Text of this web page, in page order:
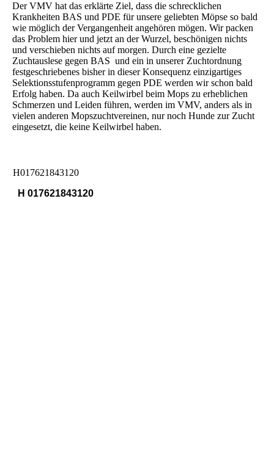
Der VMV hat das erklärte Ziel, dass die schrecklichen
Krankheiten BAS und PDE für unsere geliebten Möpse so bald
wie möglich der Vergangenheit angehören mögen. Wir packen
das Problem hier und jetzt an der Wurzel, beschönigen nichts
und verschieben nichts auf morgen. Durch eine gezielte
Zuchtauslese gegen BAS und ein in unserer Zuchtordnung
festgeschriebenes bisher in dieser Konsequenz einzigartiges
Selektionsstufenprogramm gegen PDE werden wir schon bald
Erfolg haben. Da auch Keilwirbel beim Mops zu erheblichen
Schmerzen und Leiden führen, werden im VMV, anders als in
vielen anderen Mopszuchtvereinen, nur noch Hunde zur Zucht
eingesetzt, die keine Keilwirbel haben.
H017621843120
H 017621843120